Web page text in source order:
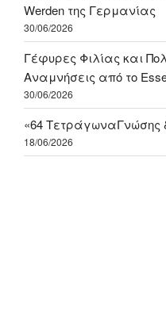
Werden της Γερμανίας
30/06/2026
Γέφυρες Φιλίας και
Αναμνήσεις από το
30/06/2026
«64 ΤετράγωναΓνώσης
18/06/2026